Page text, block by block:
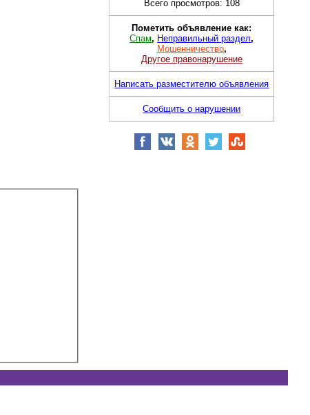
Всего просмотров: 108
Пометить объявление как:
Спам, Неправильный раздел,
Мошенничество,
Другое правонарушение
Написать разместителю объявления
Сообщить о нарушении